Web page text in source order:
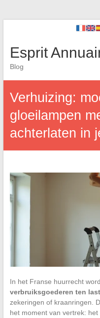
Esprit
Blog
Verhuizing:
gloeilampen
achterlaten in
In het Franse huurrecht
verbruiksgoederen ten
zekeringen of kraanringen.
het moment van vertrek: